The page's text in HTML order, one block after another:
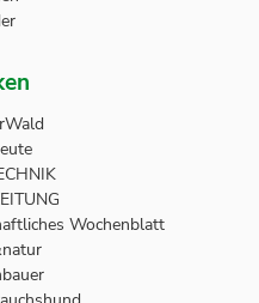
Wochenblatt